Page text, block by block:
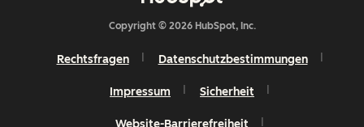
Copyright © 2026 HubSpot, Inc.
Rechtsfragen Datenschutzbestimmungen
Impressum Sicherheit
Website-Barrierefreiheit